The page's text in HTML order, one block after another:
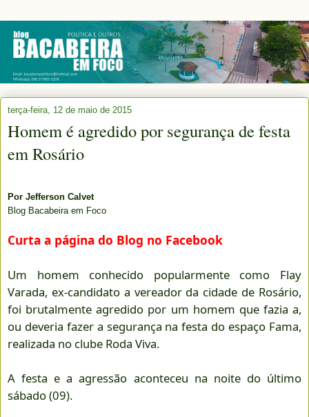
terça-feira, 12 de maio de 2015
Homem é agredido por segurança de festa
em Rosário
Por Jefferson Calvet
Blog Bacabeira em Foco
Curta a página do Blog no Facebook
Um homem conhecido popularmente como Flay
Varada, ex-candidato a vereador da cidade de Rosário,
foi brutalmente agredido por um homem que fazia a,
ou deveria fazer a segurança na festa do espaço Fama,
realizada no clube Roda Viva.
A festa e a agressão aconteceu na noite do último
sábado (09).